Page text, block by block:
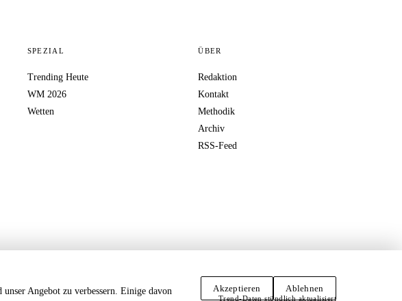
SPEZIAL
Trending Heute
WM 2026
Wetten
ÜBER
Redaktion
Kontakt
Methodik
Archiv
RSS-Feed
Trend-Daten stündlich aktualisiert
Angebot zu verbessern. Einige davon
Akzeptieren Ablehnen